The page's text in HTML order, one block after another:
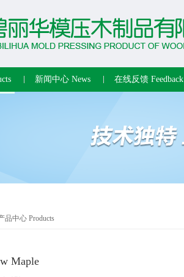
新闻中心 News 在线反馈 Feedback
品中心 Products
Maple